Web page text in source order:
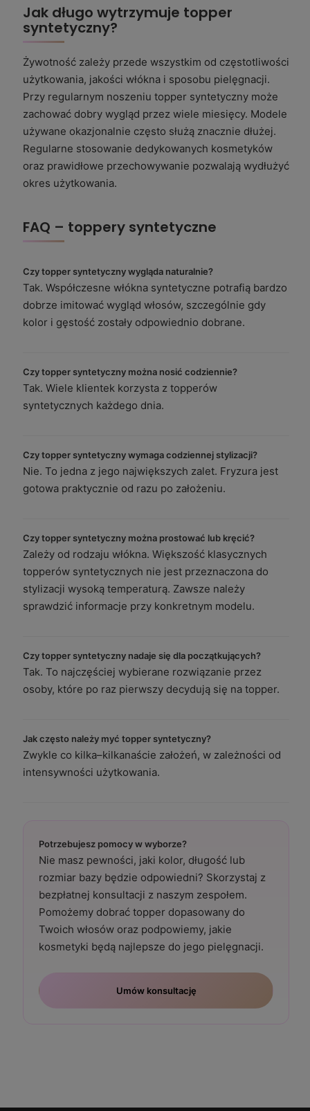
Jak długo wytrzymuje topper
syntetyczny?
Żywotność zależy przede wszystkim od częstotliwości
użytkowania, jakości włókna i sposobu pielęgnacji.
Przy regularnym noszeniu topper syntetyczny może
zachować dobry wygląd przez wiele miesięcy. Modele
używane okazjonalnie często służą znacznie dłużej.
Regularne stosowanie dedykowanych kosmetyków
oraz prawidłowe przechowywanie pozwalają wydłużyć
okres użytkowania.
FAQ – toppery syntetyczne
Czy topper syntetyczny wygląda naturalnie?
Tak. Współczesne włókna syntetyczne potrafią bardzo
dobrze imitować wygląd włosów, szczególnie gdy
kolor i gęstość zostały odpowiednio dobrane.
Czy topper syntetyczny można nosić codziennie?
Tak. Wiele klientek korzysta z topperów
syntetycznych każdego dnia.
Czy topper syntetyczny wymaga codziennej stylizacji?
Nie. To jedna z jego największych zalet. Fryzura jest
gotowa praktycznie od razu po założeniu.
Czy topper syntetyczny można prostować lub kręcić?
Zależy od rodzaju włókna. Większość klasycznych
topperów syntetycznych nie jest przeznaczona do
stylizacji wysoką temperaturą. Zawsze należy
sprawdzić informacje przy konkretnym modelu.
Czy topper syntetyczny nadaje się dla początkujących?
Tak. To najczęściej wybierane rozwiązanie przez
osoby, które po raz pierwszy decydują się na topper.
Jak często należy myć topper syntetyczny?
Zwykle co kilka–kilkanaście założeń, w zależności od
intensywności użytkowania.
Potrzebujesz pomocy w wyborze?
Nie masz pewności, jaki kolor, długość lub
rozmiar bazy będzie odpowiedni? Skorzystaj z
bezpłatnej konsultacji z naszym zespołem.
Pomożemy dobrać topper dopasowany do
Twoich włosów oraz podpowiemy, jakie
kosmetyki będą najlepsze do jego pielęgnacji.
Umów konsultację